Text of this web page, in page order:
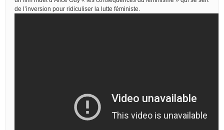
de l’inversion pour ridiculiser la lutte féministe.